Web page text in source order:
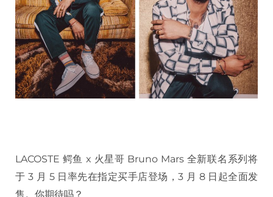
LACOSTE 鳄鱼 x 火星哥 Bruno Mars 全新联名系列将
于 3 月 5 日率先在指定买手店登场，3 月 8 日起全面发
售。你期待吗？